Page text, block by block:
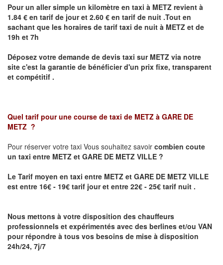
Pour un aller simple un kilomètre en taxi à METZ revient à
1.84 € en tarif de jour et 2.60 € en tarif de nuit .Tout en
sachant que les horaires de tarif taxi de nuit à METZ et de
19h et 7h
Déposez votre demande de devis taxi sur METZ via notre
site c'est la garantie de bénéficier d'un prix fixe, transparent
et compétitif .
Quel tarif pour une course de taxi de METZ à GARE DE
METZ ?
Pour réserver votre taxi Vous souhaitez savoir combien coute
un taxi entre METZ et GARE DE METZ VILLE ?
Le Tarif moyen en taxi entre METZ et GARE DE METZ VILLE
est entre 16€ - 19€ tarif jour et entre 22€ - 25€ tarif nuit .
Nous mettons à votre disposition des chauffeurs
professionnels et expérimentés avec des berlines et/ou VAN
pour répondre à tous vos besoins de mise à disposition
24h/24, 7j/7